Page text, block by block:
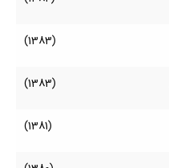
(1383)
(1383)
(1381)